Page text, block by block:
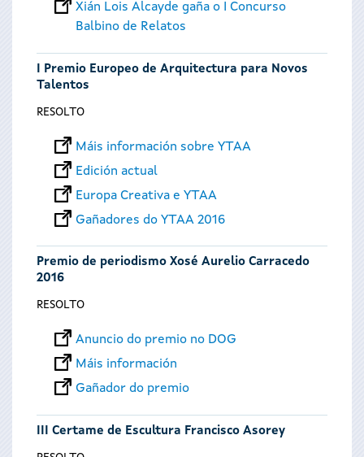
Xián Lois Alcayde gaña o I Concurso
Balbino de Relatos
I Premio Europeo de Arquitectura para Novos
Talentos
RESOLTO
Máis información sobre YTAA
Edición actual
Europa Creativa e YTAA
Gañadores do YTAA 2016
Premio de periodismo Xosé Aurelio Carracedo
2016
RESOLTO
Anuncio do premio no DOG
Máis información
Gañador do premio
III Certame de Escultura Francisco Asorey